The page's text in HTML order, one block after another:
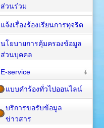
ส่วนร่วม
แจ้งเรื่องร้องเรียนการทุจริต
นโยบายการคุ้มครองข้อมูล
ส่วนบุคคล
E-service
แบบคำร้องทั่วไปออนไลน์
บริการขอรับข้อมูล
ข่าวสาร